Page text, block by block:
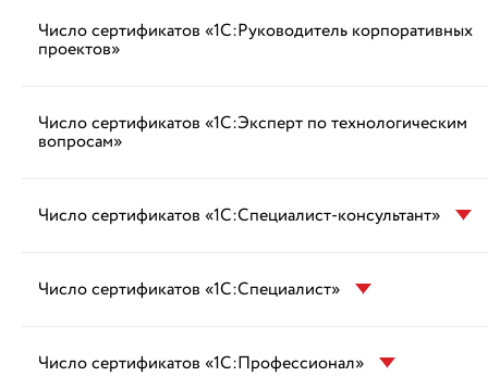
Число сертификатов «1С:Руководитель корпоративных
проектов»
Число сертификатов «1С:Эксперт по технологическим
вопросам»
Число сертификатов «1С:Специалист-консультант»
Число сертификатов «1С:Специалист»
Число сертификатов «1С:Профессионал»